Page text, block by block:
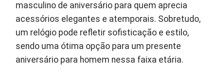
masculino de aniversário para quem aprecia
acessórios elegantes e atemporais. Sobretudo,
um relógio pode refletir sofisticação e estilo,
sendo uma ótima opção para um presente
aniversário para homem nessa faixa etária.